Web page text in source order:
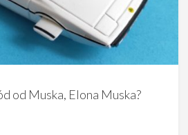
od Muska, Elona Muska?